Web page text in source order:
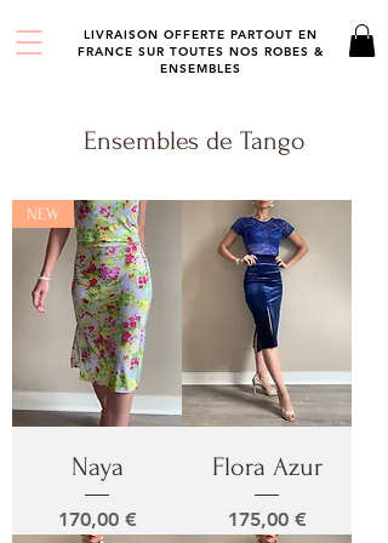
LIVRAISON OFFERTE PARTOUT EN
FRANCE SUR TOUTES NOS ROBES &
ENSEMBLES
Ensembles de Tango
NEW
Naya
Prix
170,00 €
Flora Azur
Prix
175,00 €